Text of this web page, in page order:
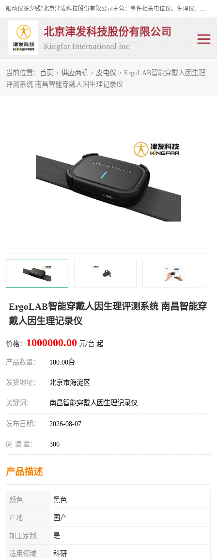
眼动仪多少钱?北京津发科技股份有限公司主营：事件相关电位仪、生理仪、肌电仪、脑电仪、皮电仪、眼动仪；是国家级高新技术企业、科技部认定的科技型中小企业和中关村高新技术企业，具备保密资格，具备自主进出口经营权；自主研发技术、产品与服务荣获多项省部级科学技术奖励、国家发明专利、国家软件著作权和省部级新技术新产品（服务）认证。
北京津发科技股份有限公司
Kingfar International Inc
当前位置： 首页 > 供应商机 > 皮电仪 > ErgoLAB智能穿戴人因生理
评测系统 南昌智能穿戴人因生理记录仪
ErgoLAB智能穿戴人因生理评测系统 南昌智能穿
戴人因生理记录仪
价格： 1000000.00 元/台 起
产品数量： 100.00台
发货地址： 北京市海淀区
关键词： 南昌智能穿戴人因生理记录仪
发布日期： 2026-08-07
阅 读 量： 306
产品描述
颜色 黑色
产地 国产
加工定制 是
适用领域 科研
皮电仪 脑电仪
行为观察与表情分析 动作捕捉与生物力学
情绪与生理记录 人机交互实验室
神经营销与消费行为实验 车俩与驾驶模拟